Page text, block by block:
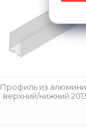
Профиль из
верхний/нижний